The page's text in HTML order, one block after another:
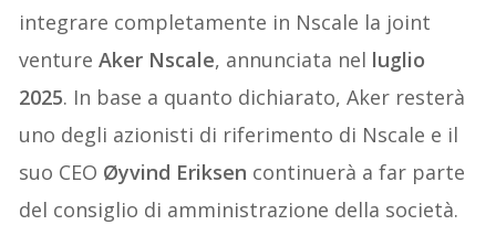
integrare completamente in Nscale la joint
ventureAker Nscale, annunciata nel luglio
2025. In base a quanto dichiarato, Aker resterà
uno degli azionisti di riferimento di Nscale e il
suo CEO Øyvind Eriksen continuerà a far parte
del consiglio di amministrazione della società.